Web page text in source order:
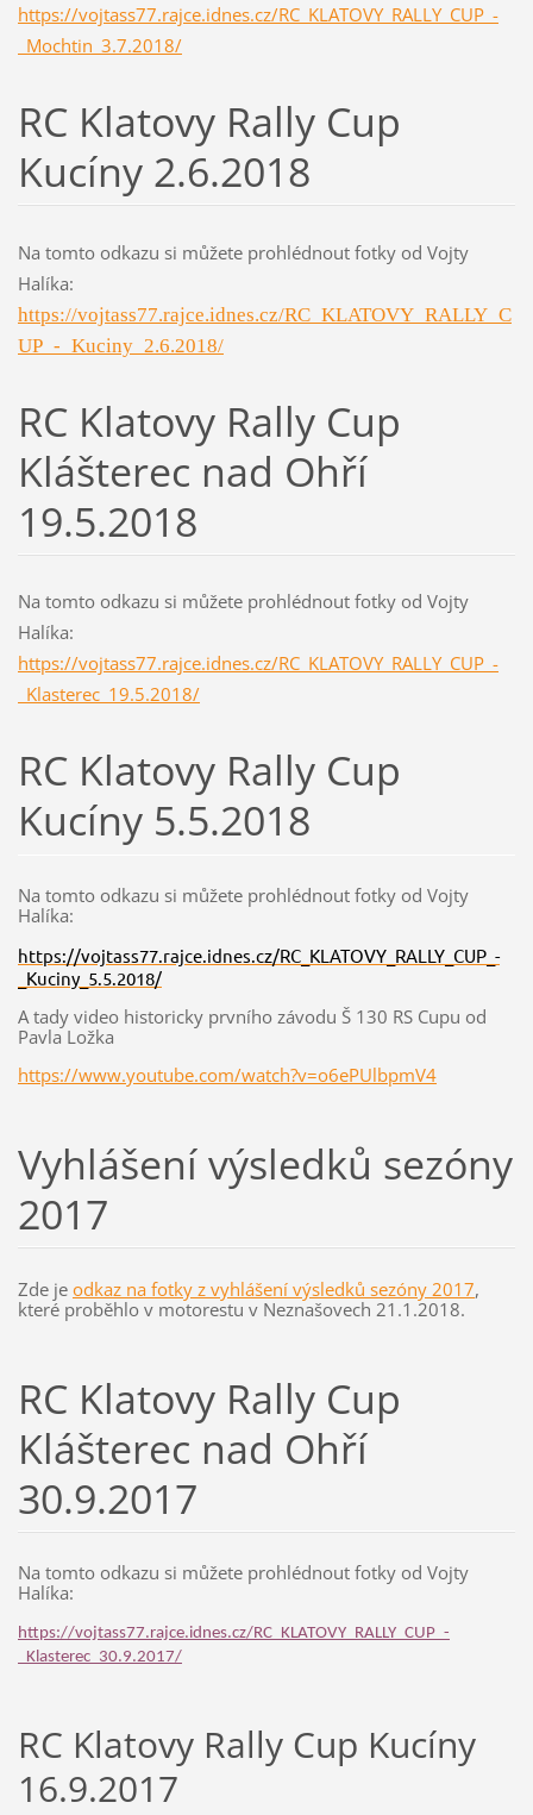
https://vojtass77.rajce.idnes.cz/RC_KLATOVY_RALLY_CUP_-
_Mochtin_3.7.2018/
RC Klatovy Rally Cup
Kucíny 2.6.2018
Na tomto odkazu si můžete prohlédnout fotky od Vojty
Halíka:
https://vojtass77.rajce.idnes.cz/RC_KLATOVY_RALLY_C
UP_-_Kuciny_2.6.2018/
RC Klatovy Rally Cup
Klášterec nad Ohří
19.5.2018
Na tomto odkazu si můžete prohlédnout fotky od Vojty
Halíka:
https://vojtass77.rajce.idnes.cz/RC_KLATOVY_RALLY_CUP_-
_Klasterec_19.5.2018/
RC Klatovy Rally Cup
Kucíny 5.5.2018
Na tomto odkazu si můžete prohlédnout fotky od Vojty
Halíka:
https://vojtass77.rajce.idnes.cz/RC_KLATOVY_RALLY_CUP_-
_Kuciny_5.5.2018/
A tady video historicky prvního závodu Š 130 RS Cupu od
Pavla Ložka
https://www.youtube.com/watch?v=o6ePUlbpmV4
Vyhlášení výsledků sezóny
2017
Zde je odkaz na fotky z vyhlášení výsledků sezóny 2017,
které proběhlo v motorestu v Neznašovech 21.1.2018.
RC Klatovy Rally Cup
Klášterec nad Ohří
30.9.2017
Na tomto odkazu si můžete prohlédnout fotky od Vojty
Halíka:
https://vojtass77.rajce.idnes.cz/RC_KLATOVY_RALLY_CUP_-
_Klasterec_30.9.2017/
RC Klatovy Rally Cup Kucíny
16.9.2017